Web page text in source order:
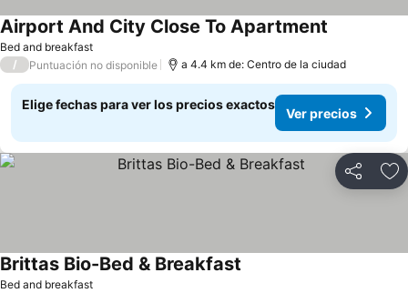
Bed and breakfast
Airport And City Close To Apartment
/ Puntuación no disponible a 4.4 km de: Centro de la ciudad
Elige fechas para ver los precios exactos
Ver precios
Compartir
Bed and breakfast
Brittas Bio-Bed & Breakfast